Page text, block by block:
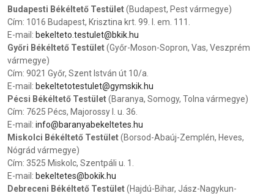
Budapesti Békéltető Testület(Budapest, Pest vármegye)
Cím: 1016 Budapest, Krisztina krt. 99. I. em. 111.
E-mail: bekelteto.testulet@bkik.hu
Győri Békéltető Testület(Győr-Moson-Sopron, Vas, Veszprém
vármegye)
Cím: 9021 Győr, Szent István út 10/a.
E-mail: bekeltetotestulet@gymskik.hu
Pécsi Békéltető Testület(Baranya, Somogy, Tolna vármegye)
Cím: 7625 Pécs, Majorossy I. u. 36.
E-mail: info@baranyabekeltetes.hu
Miskolci Békéltető Testület(Borsod-Abaúj-Zemplén, Heves,
Nógrád vármegye)
Cím: 3525 Miskolc, Szentpáli u. 1.
E-mail: bekeltetes@bokik.hu
Debreceni Békéltető Testület(Hajdú-Bihar, Jász-Nagykun-